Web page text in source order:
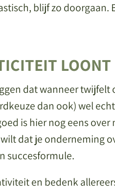
blijf zo doorgaan.
LOONT
dat wanneer
dan ook) wel
is hier nog eens
dat je onderneming
succesformule.
en bedenk